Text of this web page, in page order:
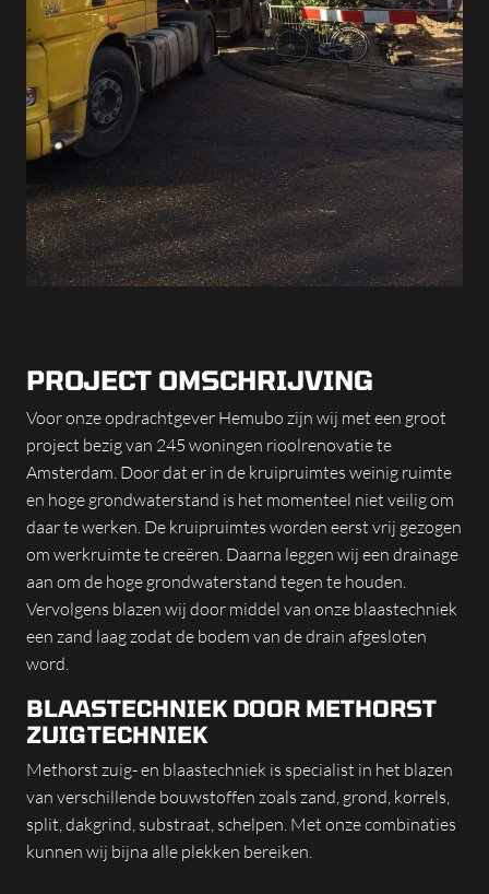
PROJECT OMSCHRIJVING
Voor onze opdrachtgever Hemubo zijn wij met een groot
project bezig van 245 woningen rioolrenovatie te
Amsterdam. Door dat er in de kruipruimtes weinig ruimte
en hoge grondwaterstand is het momenteel niet veilig om
daar te werken. De kruipruimtes worden eerst vrij gezogen
om werkruimte te creëren. Daarna leggen wij een drainage
aan om de hoge grondwaterstand tegen te houden.
Vervolgens blazen wij door middel van onze blaastechniek
een zand laag zodat de bodem van de drain afgesloten
word.
BLAASTECHNIEK DOOR METHORST
ZUIGTECHNIEK
Methorst zuig- en blaastechniek is specialist in het blazen
van verschillende bouwstoffen zoals zand, grond, korrels,
split, dakgrind, substraat, schelpen. Met onze combinaties
kunnen wij bijna alle plekken bereiken.